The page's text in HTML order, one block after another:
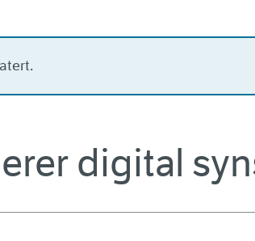
digital